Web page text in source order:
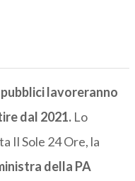
lavoreranno
dal 2021.Lo
Il Sole 24 Ore, la
della PA